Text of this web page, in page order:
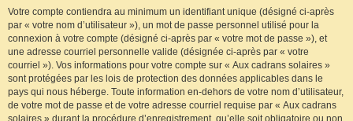
Votre compte contiendra au minimum un identifiant unique (désigné ci-après
par « votre nom d’utilisateur »), un mot de passe personnel utilisé pour la
connexion à votre compte (désigné ci-après par « votre mot de passe »), et
une adresse courriel personnelle valide (désignée ci-après par « votre
courriel »). Vos informations pour votre compte sur « Aux cadrans solaires »
sont protégées par les lois de protection des données applicables dans le
pays qui nous héberge. Toute information en-dehors de votre nom d’utilisateur,
de votre mot de passe et de votre adresse courriel requise par « Aux cadrans